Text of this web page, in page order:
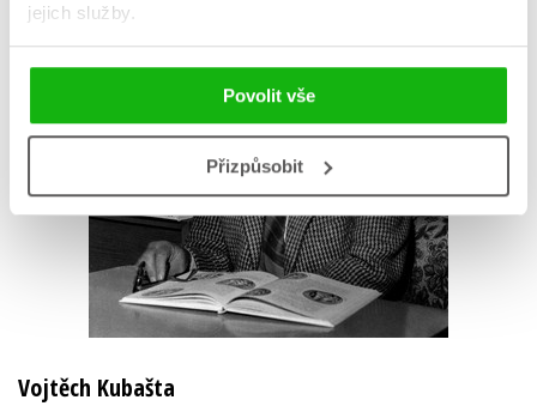
jejich služby.
Povolit vše
Přizpůsobit
Vojtěch Kubašta